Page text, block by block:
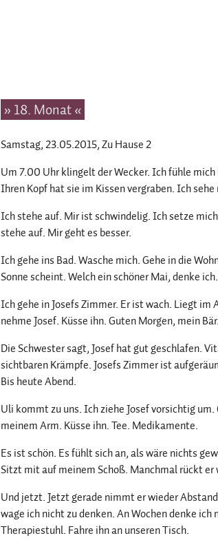
» 18. Monat «
Samstag, 23.05.2015, Zu Hause 2
Um 7.00 Uhr klingelt der Wecker. Ich fühle
Ihren Kopf hat sie im Kissen vergraben. Ich
Ich stehe auf. Mir ist schwindelig. Ich setze
stehe auf. Mir geht es besser.
Ich gehe ins Bad. Wasche mich. Gehe in die
Sonne scheint. Welch ein schöner Mai, denke
Ich gehe in Josefs Zimmer. Er ist wach. Liegt
nehme Josef. Küsse ihn. Guten Morgen, mein
Die Schwester sagt, Josef hat gut geschlafen.
sichtbaren Krämpfe. Josefs Zimmer ist
Bis heute Abend.
Uli kommt zu uns. Ich ziehe Josef vorsichtig
meinem Arm. Küsse ihn. Tee. Medikamente.
Es ist schön. Es fühlt sich an, als wäre nichts
Sitzt mit auf meinem Schoß. Manchmal rückt er
Und jetzt. Jetzt gerade nimmt er wieder
wage ich nicht zu denken. An Wochen denke
Therapiestuhl. Fahre ihn an unseren Tisch.